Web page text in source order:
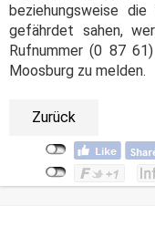
beziehungsweise
gefährdet sahen,
Rufnummer (0 87
Moosburg zu melden.
Zurück